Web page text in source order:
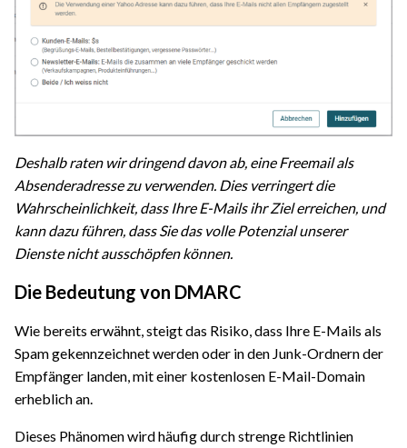
Deshalb raten wir dringend davon ab, eine Freemail als
Absenderadresse zu verwenden. Dies verringert die
Wahrscheinlichkeit, dass Ihre E-Mails ihr Ziel erreichen, und
kann dazu führen, dass Sie das volle Potenzial unserer
Dienste nicht ausschöpfen können.
Die Bedeutung von DMARC
Wie bereits erwähnt, steigt das Risiko, dass Ihre E-Mails als
Spam gekennzeichnet werden oder in den Junk-Ordnern der
Empfänger landen, mit einer kostenlosen E-Mail-Domain
erheblich an.
Dieses Phänomen wird häufig durch strenge Richtlinien